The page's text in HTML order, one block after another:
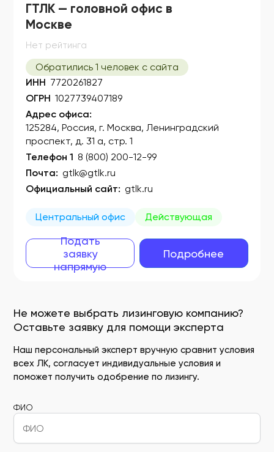
Не можете выбрать лизинговую компанию?
Оставьте заявку для помощи эксперта
Наш персональный эксперт вручную сравнит условия
всех ЛК, согласует индивидуальные условия и
поможет получить одобрение по лизингу.
ФИО
ГТЛК — головной офис в
Москве
Нет рейтинга
Обратились 1 человек с сайта
ИНН 7720261827
ОГРН 1027739407189
Адрес офиса:
125284, Россия, г. Москва, Ленинградский
проспект, д. 31 а, стр. 1
Телефон 1 8 (800) 200-12-99
Почта: gtlk@gtlk.ru
Официальный сайт: gtlk.ru
Центральный офис Действующая
Подать
заявку
напрямую
Подробнее